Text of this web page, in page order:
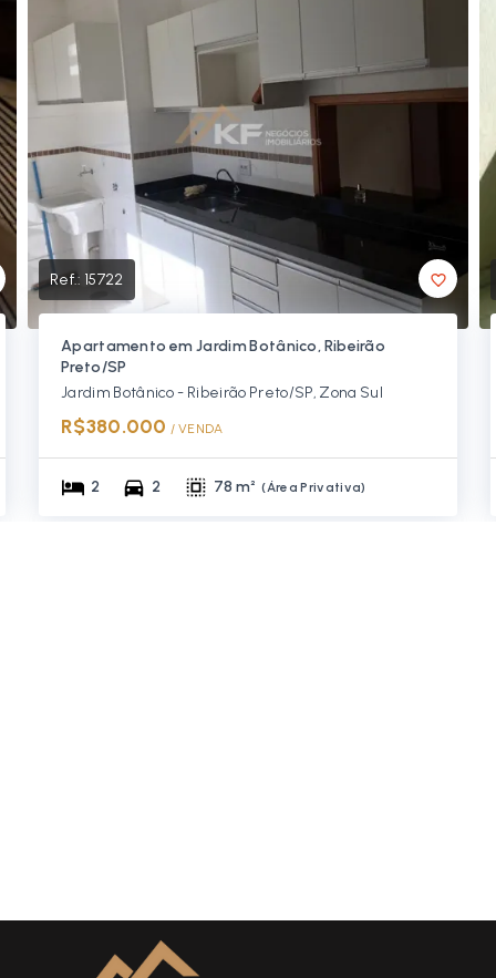
Ref.: 15722
Apartamento em Jardim Botânico, Ribeirão
Preto/SP
Jardim Botânico - Ribeirão Preto/SP, Zona Sul
R$380.000 / VENDA
2 2 78 m² (Área Privativa)